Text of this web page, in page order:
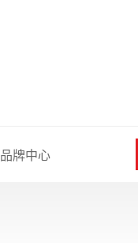
品牌中心